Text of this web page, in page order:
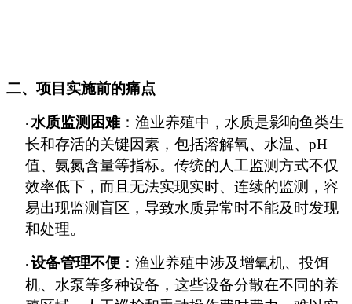
二、项目实施前的痛点
· 水质监测困难：渔业养殖中，水质是影响鱼类生
长和存活的关键因素，包括溶解氧、水温、 pH
值、氨氮含量等指标。传统的人工监测方式不仅
效率低下，而且无法实现实时、连续的监测，容
易出现监测盲区，导致水质异常时不能及时发现
和处理。
· 设备管理不便 ：渔业养殖中涉及增氧机、投饵
机、水泵等多种设备，这些设备分散在不同的养